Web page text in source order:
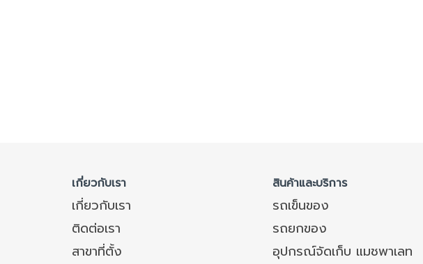
เกี่ยวกับเรา สินค้าและบริการ
เกี่ยวกับเรา รถเข็นของ
ติดต่อเรา
รถยกของ
สาขาที่ตั้ง
อุปกรณ์จัดเก็บ แมชพาเลท